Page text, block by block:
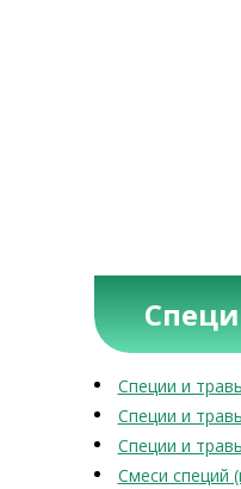
Специи и
Специи и
Специи и
Смеси специй